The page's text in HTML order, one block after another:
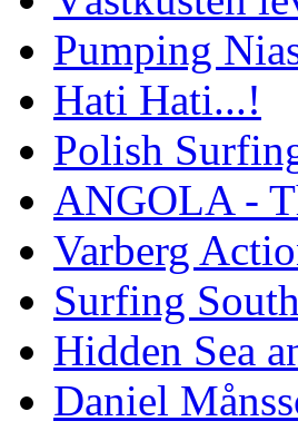
Pumping
Hati Hati...!
Polish
ANGOLA -
Varberg
Surfing
Hidden Sea
Daniel